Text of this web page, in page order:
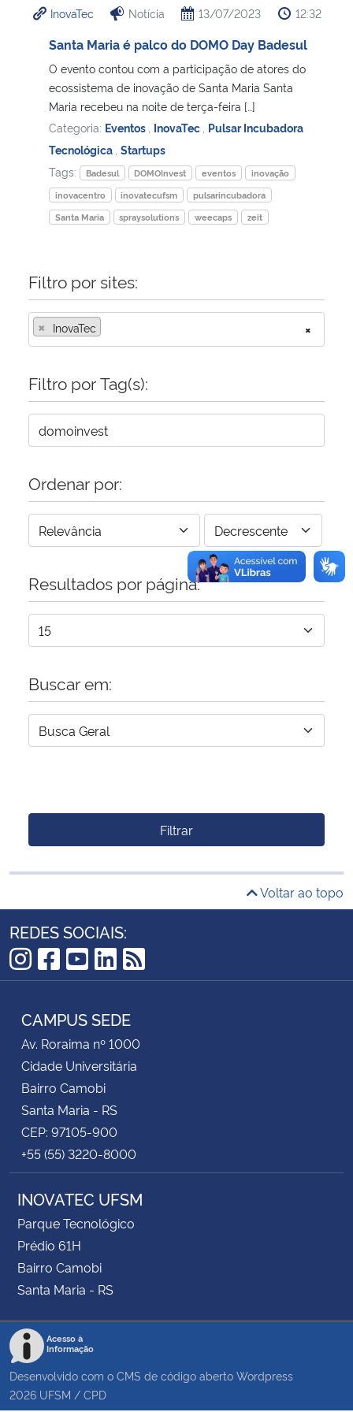
Ministério da Cidadania
Ministério de Minas e Energia
Ministério da Ciência, Tecnologia, Inovações e Comunicações
Ministério do Meio Ambiente
Ministério do Turismo
Ministério da Mulher, da Família e dos Direitos Humanos
Secretaria-Geral
Secretaria de Governo
Advocacia-Geral da União
InovaTec Notícia 13/07/2023 12:32
Santa Maria é palco do DOMO Day Badesul
O evento contou com a participação de atores do
ecossistema de inovação de Santa Maria Santa
Maria recebeu na noite de terça-feira […]
Categoria: Eventos InovaTec Pulsar Incubadora
Tecnológica Startups
Tags:
Badesul DOMOInvest eventos
inovação
inovacentro
inovatecufsm
pulsarincubadora
Santa Maria
spraysolutions weecaps zeit
Filtro por sites:
×
× InovaTec
Filtro por Tag(s):
Ordenar por:
Resultados por página:
Buscar em:
Filtrar
Voltar ao topo
REDES SOCIAIS:
Instagram
Facebook
YouTube
LinkedIn
RSS
CAMPUS SEDE
Av. Roraima nº 1000
Cidade Universitária
Bairro Camobi
Santa Maria - RS
CEP: 97105-900
+55 (55) 3220-8000
INOVATEC UFSM
Parque Tecnológico
Prédio 61H
Bairro Camobi
Santa Maria - RS
Acesso à
Informação
Desenvolvido com o CMS de código aberto Wordpress
2026 UFSM / CPD